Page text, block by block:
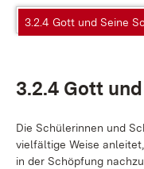
3.2.4 Gott und Seine
3.2.4 Gott
Die Schü­le­rin­nen und
viel­fäl­ti­ge Wei­se
in der Schöp­fung